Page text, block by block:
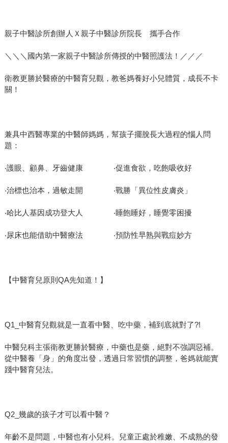
親子中醫診所創辦人Ｘ親子中醫診所院長 攜手合作
＼＼＼國內第一家親子中醫診所傳授的中醫照護法！／／／
衛教更勝於醫療的中醫育兒觀，教爸媽養好小兒體質，成長不卡
關！
兼具中西醫專業的中醫師媽媽，幫孩子擺脫長大過程的惱人問
題：
‧護眼、顧鼻、牙齒健康 ‧促進食欲，吃飽吸收好
‧治標也治本，過敏走開 ‧戰勝「異位性皮膚炎」
‧哈比人基因成功登大人 ‧睡飽睡好，睡覺零困擾
‧尿床也能借助中醫療法 ‧預防性早熟與戰痘妙方
【中醫育兒原則QA先知道！】
Q1_中醫育兒觀就是一直看中醫、吃中藥，補到底就對了?!
中醫兒科主張衛教更勝於醫療，中藥也是藥，絕對不強調惡補。
從中醫養「身」的角度出發，透過日常習慣的調整，爸媽就能實
踐中醫育兒法。
Q2_幾歲的孩子才可以看中醫？
年齡不是問題，中醫也有小兒科。兒童正處於稚嫩、不成熟的發